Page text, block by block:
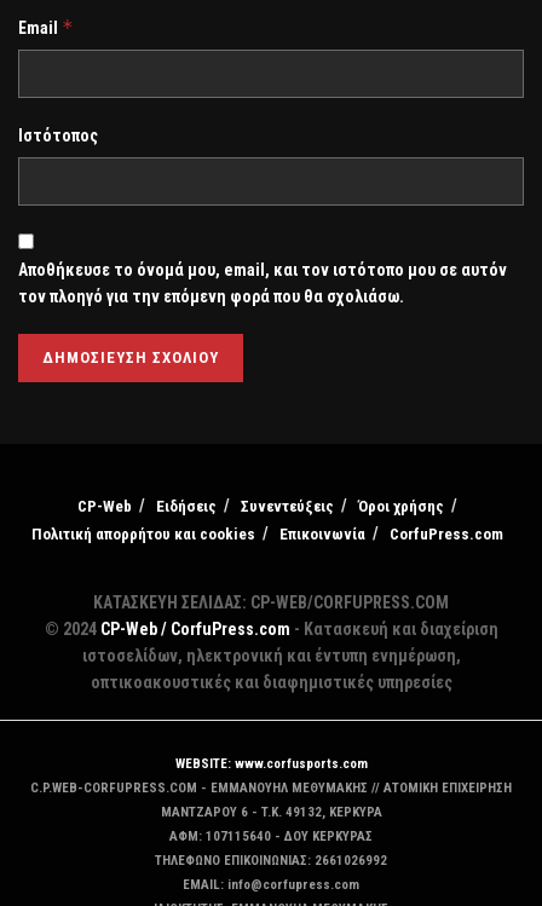
Email *
Ιστότοπος
Αποθήκευσε το όνομά μου, email, και τον ιστότοπο μου σε αυτόν
τον πλοηγό για την επόμενη φορά που θα σχολιάσω.
CP-Web Ειδήσεις Συνεντεύξεις
Όροι χρήσης
Πολιτική απορρήτου και cookies
Επικοινωνία CorfuPress.com
ΚΑΤΑΣΚΕΥΗ ΣΕΛΙΔΑΣ: CP-WEB/CORFUPRESS.COM
© 2024 CP-Web / CorfuPress.com - Κατασκευή και διαχείριση
ιστοσελίδων, ηλεκτρονική και έντυπη ενημέρωση,
οπτικοακουστικές και διαφημιστικές υπηρεσίες
WEBSITE: www.corfusports.com
C.P.WEB-CORFUPRESS.COM - ΕΜΜΑΝΟΥΗΛ ΜΕΘΥΜΑΚΗΣ // ΑΤΟΜΙΚΗ ΕΠΙΧΕΙΡΗΣΗ
MANTZAΡΟΥ 6 - T.K. 49132, ΚΕΡΚΥΡΑ
ΑΦΜ: 107115640 - ΔΟΥ ΚΕΡΚΥΡΑΣ
ΤΗΛΕΦΩΝΟ ΕΠΙΚΟΙΝΩΝΙΑΣ: 2661026992
EMAIL: info@corfupress.com